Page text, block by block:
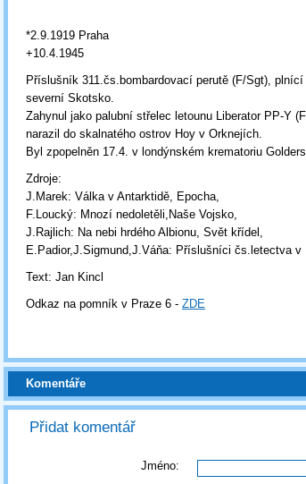
*2.9.1919 Praha
+10.4.1945
Příslušník 311.čs.bombardovací perutě (F/Sgt),
severní Skotsko.
Zahynul jako palubní střelec letounu Liberator PP-Y
narazil do skalnatého ostrov Hoy v Orknejích.
Byl zpopelněn 17.4. v londýnském krematoriu
Zdroje:
J.Marek: Válka v Antarktidě, Epocha,
F.Loucký: Mnozí nedoletěli,Naše Vojsko,
J.Rajlich: Na nebi hrdého Albionu, Svět křídel,
E.Padior,J.Sigmund,J.Váňa: Příslušníci čs.letectva v
Text: Jan Kincl
Odkaz na pomník v Praze 6 - ZDE
Komentáře
Přidat komentář
Jméno: